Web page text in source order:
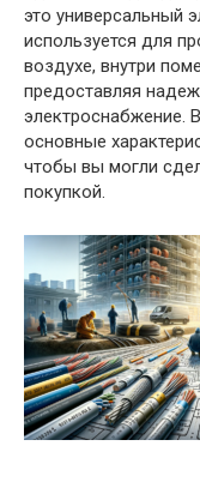
это универсальный
используется для
воздухе, внутри
предоставляя
электроснабжение.
основные
чтобы вы могли
покупкой.